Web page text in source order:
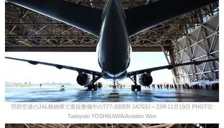
羽田空港のJAL格納庫で退役整備中の777-200ER JA703J＝23年11月19日 PHOTO:
Tadayuki YOSHIKAWA/Aviation Wire